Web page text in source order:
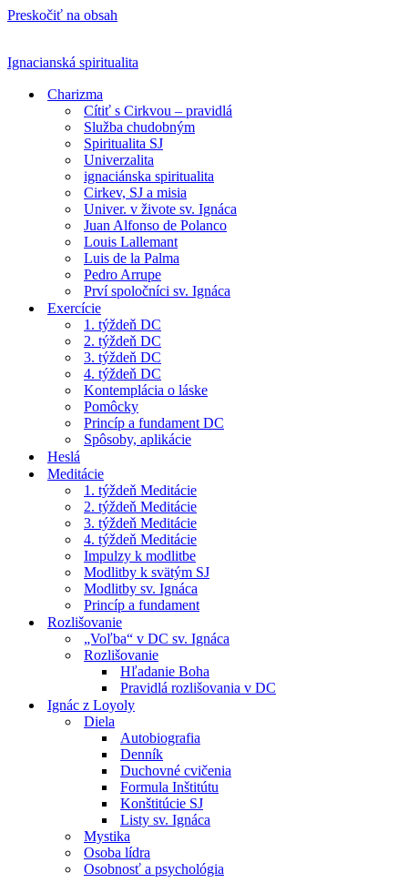
Preskočiť na obsah
Ignacianská spiritualita
Charizma
Cítiť s Cirkvou – pravidlá
Služba chudobným
Spiritualita SJ
Univerzalita
ignaciánska spiritualita
Cirkev, SJ a misia
Univer. v živote sv. Ignáca
Juan Alfonso de Polanco
Louis Lallemant
Luis de la Palma
Pedro Arrupe
Prví spoločníci sv. Ignáca
Exercície
1. týždeň DC
2. týždeň DC
3. týždeň DC
4. týždeň DC
Kontemplácia o láske
Pomôcky
Princíp a fundament DC
Spôsoby, aplikácie
Heslá
Meditácie
1. týždeň Meditácie
2. týždeň Meditácie
3. týždeň Meditácie
4. týždeň Meditácie
Impulzy k modlitbe
Modlitby k svätým SJ
Modlitby sv. Ignáca
Princíp a fundament
Rozlišovanie
„Voľba“ v DC sv. Ignáca
Rozlišovanie
Hľadanie Boha
Pravidlá rozlišovania v DC
Ignác z Loyoly
Diela
Autobiografia
Denník
Duchovné cvičenia
Formula Inštitútu
Konštitúcie SJ
Listy sv. Ignáca
Mystika
Osoba lídra
Osobnosť a psychológia